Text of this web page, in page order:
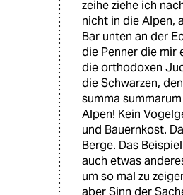
zeihe ziehe ich
nicht in die Alpen,
Bar unten an der
die Penner die mir
die orthodoxen
die Schwarzen,
summa
Alpen! Kein
und Bauernkost.
Berge. Das
auch etwas
um so mal zu
aber Sinn der